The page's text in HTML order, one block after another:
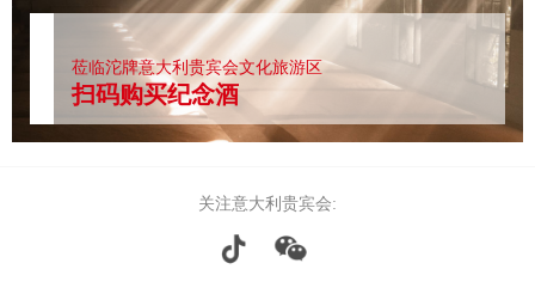
莅临沱牌意大利贵宾会文化旅游区
扫码购买纪念酒
关注意大利贵宾会: